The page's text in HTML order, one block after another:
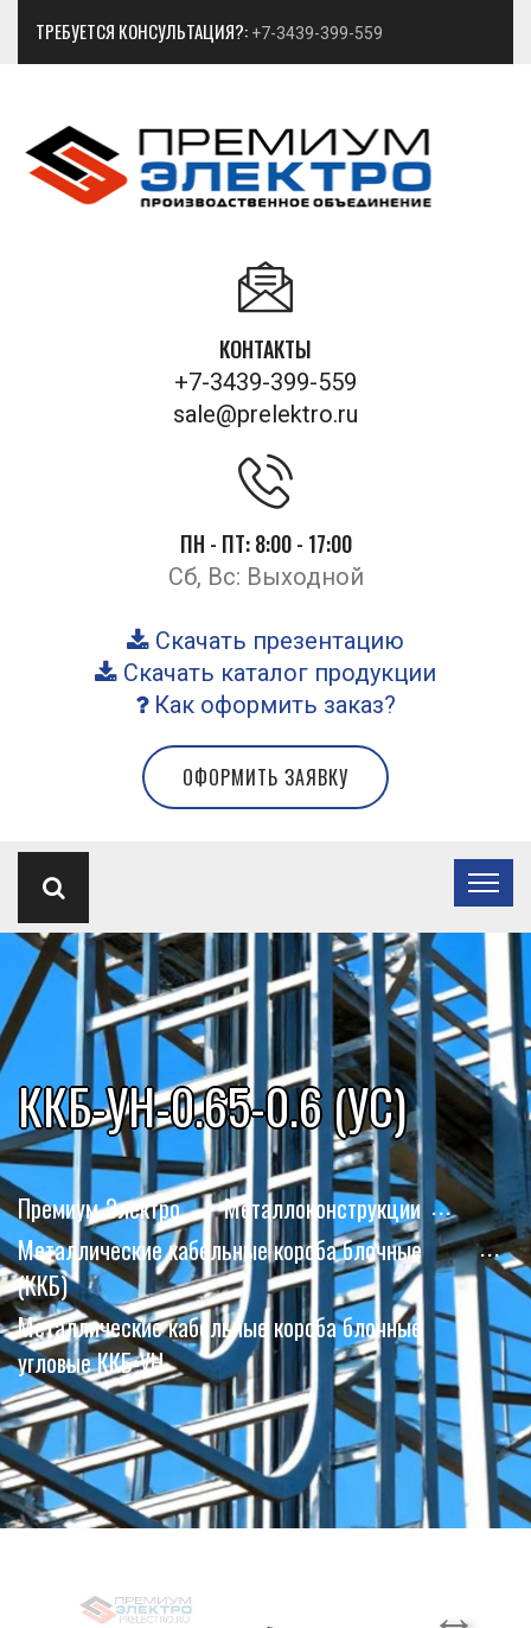
ТРЕБУЕТСЯ КОНСУЛЬТАЦИЯ?: +7-3439-399-559
КОНТАКТЫ
+7-3439-399-559
sale@prelektro.ru
ПН - ПТ: 8:00 - 17:00
Сб, Вс: Выходной
Скачать презентацию
Скачать каталог продукции
Как оформить заказ?
ОФОРМИТЬ ЗАЯВКУ
ККБ-УН-0.65-0.6 (УС)
Премиум-Электро
Металлоконструкции
Металлические кабельные короба блочные
(ККБ)
Металлические кабельные короба блочные
угловые ККБ-УН